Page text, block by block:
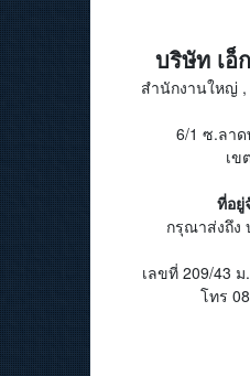
บริษัท เอ็
สำนักงานใหญ่ ,
6/1 ซ.ลา
เข
ที่อยู่
กรุณาส่งถึง
เลขที่ 209/43
โทร